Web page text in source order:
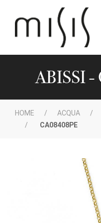
ABISSI
HOME ACQUA
CA08408PE